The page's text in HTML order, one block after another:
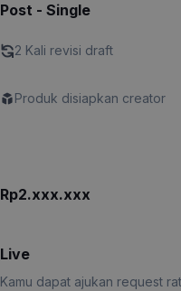
Post - Single
2 Kali revisi draft
Produk disiapkan creator
Rp2.xxx.xxx
Live
Kamu dapat ajukan request